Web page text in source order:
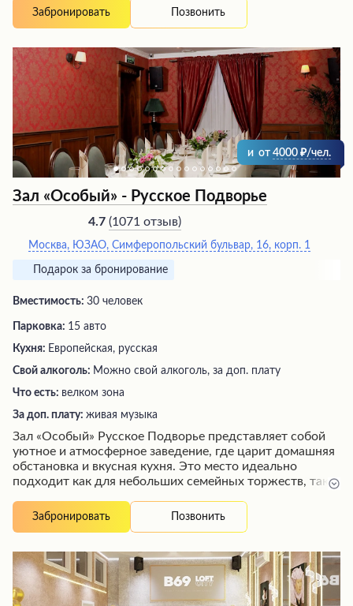
Профессиональные и внимательные официанты
создают атмосферу гостеприимства, обеспечивая
блюд и напитков, а также возможности арендовать
уютные беседки, это место идеально подходит для
семейного отдыха и проведения праздников в
живописной обстановке у воды.
Забронировать Позвонить
и от 4000 /чел.
Зал «Особый» - Русское Подворье
4.7 (1071 отзыв)
Москва, ЮЗАО, Симферопольский бульвар, 16, корп. 1
Подарок за бронирование
Вместимость: 30 человек
Парковка: 15 авто
Кухня: Европейская, русская
Свой алкоголь: Можно свой алкоголь, за доп. плату
Что есть: велком зона
За доп. плату: живая музыка
Зал «Особый» Русское Подворье представляет собой
уютное и атмосферное заведение, где царит домашняя
обстановка и вкусная кухня. Это место идеально
подходит как для небольших семейных торжеств, так и
насладиться блюдами от профессионального шеф-
повара, получить безупречное обслуживание
обстановке. Широкий выбор залов позволит найти
подходящее место в зависимости от предпочтений
гостей, а умеренные цены порадуют даже самых
взыскательных посетителей.
Забронировать Позвонить